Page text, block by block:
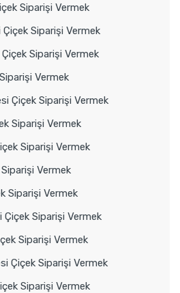
Siparişi Vermek
Siparişi Vermek
Siparişi Vermek
Vermek
Çiçek Siparişi Vermek
Siparişi Vermek
Siparişi Vermek
Vermek
Siparişi Vermek
Siparişi Vermek
Siparişi Vermek
Çiçek Siparişi Vermek
Siparişi Vermek